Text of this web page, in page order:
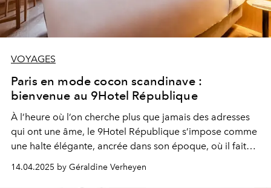
VOYAGES
Paris en mode cocon scandinave :
bienvenue au 9Hotel République
À l’heure où l’on cherche plus que jamais des adresses
qui ont une âme, le 9Hotel République s’impose comme
une halte élégante, ancrée dans son époque, où il fait
bon rêver, rire, aimer, ou simplement... prendre le
14.04.2025 by Géraldine Verheyen